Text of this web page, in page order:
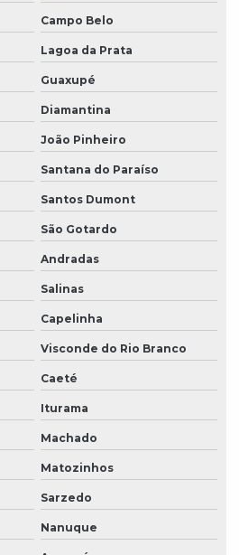
Campo Belo
Lagoa da Prata
Guaxupé
Diamantina
João Pinheiro
Santana do Paraíso
Santos Dumont
São Gotardo
Andradas
Salinas
Capelinha
Visconde do Rio Branco
Caeté
Iturama
Machado
Matozinhos
Sarzedo
Nanuque